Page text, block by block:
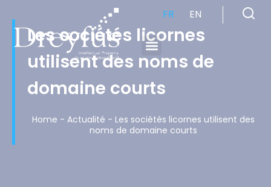
FR EN
Les sociétés licornes
utilisent des noms de
domaine courts
Home - Actualité - Les sociétés licornes utilisent des
noms de domaine courts